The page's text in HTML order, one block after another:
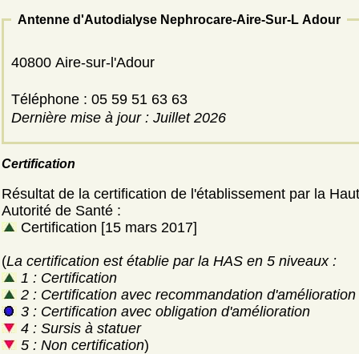
Antenne d'Autodialyse Nephrocare-Aire-Sur-L Adour
40800 Aire-sur-l'Adour
Téléphone : 05 59 51 63 63
Dernière mise à jour : Juillet 2026
Certification
Résultat de la certification de l'établissement par la
Autorité de Santé :
Certification [15 mars 2017]
(La certification est établie par la HAS en 5 niveaux :
1 : Certification
2 : Certification avec recommandation d'amélioration
3 : Certification avec obligation d'amélioration
4 : Sursis à statuer
5 : Non certification)